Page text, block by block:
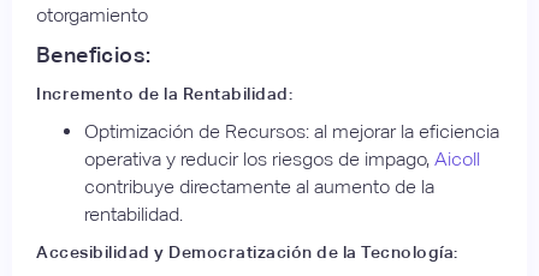
otorgamiento
Beneficios:
Incremento de la Rentabilidad:
Optimización de Recursos: al mejorar la eficiencia
operativa y reducir los riesgos de impago, Aicoll
contribuye directamente al aumento de la
rentabilidad.
Accesibilidad y Democratización de la Tecnología: